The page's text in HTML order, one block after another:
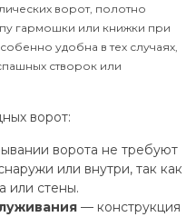
ворот, полотно
гармошки или книжки при
удобна в тех случаях,
створок или
ворот:
ворота не требуют
или внутри, так как
или стены.
— конструкция